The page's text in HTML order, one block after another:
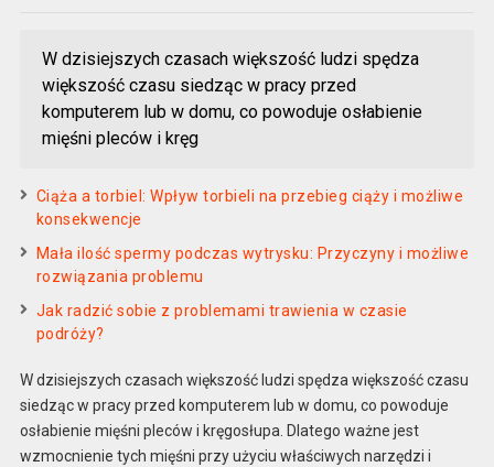
W dzisiejszych czasach większość ludzi spędza
większość czasu siedząc w pracy przed
komputerem lub w domu, co powoduje osłabienie
mięśni pleców i kręg
Ciąża a torbiel: Wpływ torbieli na przebieg ciąży i możliwe
konsekwencje
Mała ilość spermy podczas wytrysku: Przyczyny i możliwe
rozwiązania problemu
Jak radzić sobie z problemami trawienia w czasie
podróży?
W dzisiejszych czasach większość ludzi spędza większość czasu
siedząc w pracy przed komputerem lub w domu, co powoduje
osłabienie mięśni pleców i kręgosłupa. Dlatego ważne jest
wzmocnienie tych mięśni przy użyciu właściwych narzędzi i